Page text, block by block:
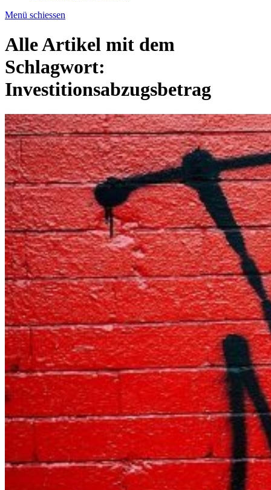
Menü schiessen
Alle Artikel mit dem
Schlagwort:
Investitionsabzugsbetrag